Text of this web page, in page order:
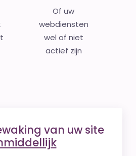
Of uw
webdiensten
wel of niet
actief zijn
van uw site